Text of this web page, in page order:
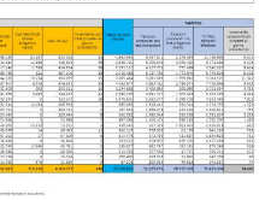
Altrecose
Mondiali calcio 2026